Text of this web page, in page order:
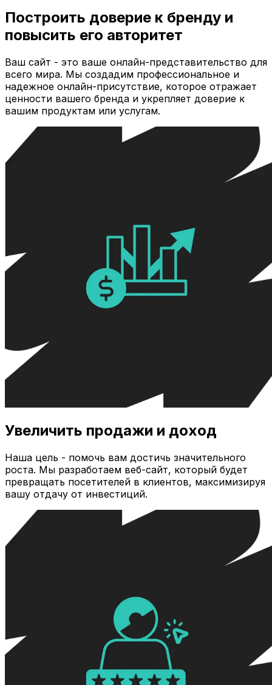
Построить доверие к бренду и
повысить его авторитет
Ваш сайт - это ваше онлайн-представительство для
всего мира. Мы создадим профессиональное и
надежное онлайн-присутствие, которое отражает
ценности вашего бренда и укрепляет доверие к
вашим продуктам или услугам.
Увеличить продажи и доход
Наша цель - помочь вам достичь значительного
роста. Мы разработаем веб-сайт, который будет
превращать посетителей в клиентов, максимизируя
вашу отдачу от инвестиций.